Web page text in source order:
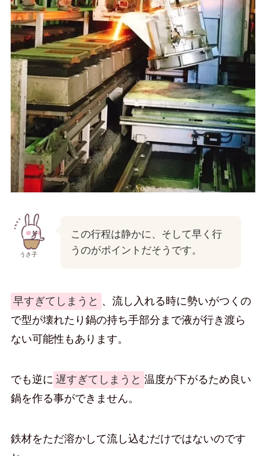
うさ子
この行程は静かに、そして早く行
うのがポイントだそうです。
早すぎてしまうと 、流し入れる時に勢いがつくの
で型が壊れたり鍋の持ち手部分まで液が行き渡ら
ない可能性もあります。
でも逆に 遅すぎてしまうと 温度が下がるため良い
鍋を作る事ができません。
鉄材をただ溶かして流し込むだけではないのです